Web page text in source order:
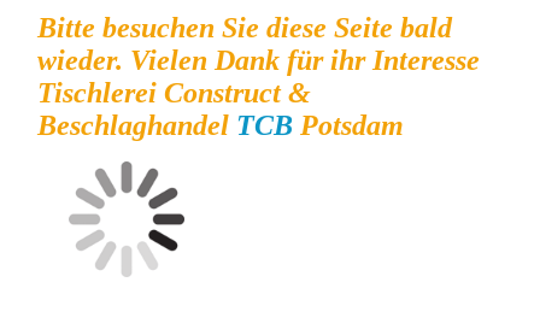
Bitte besuchen Sie diese Seite bald
wieder. Vielen Dank für ihr Interesse
Tischlerei Construct &
Beschlaghandel TCBPotsdam